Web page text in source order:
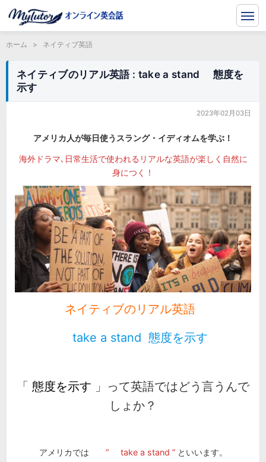
ホーム > ネイティブ英語
ネイティブのリアル英語 : take a stand 態度を
示す
2023年02月03日
アメリカ人が毎日使うスラング・イディオムを学ぶ！
海外ドラマ､日常生活で使われるリアルな英語が楽しく自然に
身につく！
ネイティブのリアル英語
take a stand 態度を示す
「 態度を示す 」って英語ではどう言うんで
しょか？
アメリカでは ” take a stand ” といいます。